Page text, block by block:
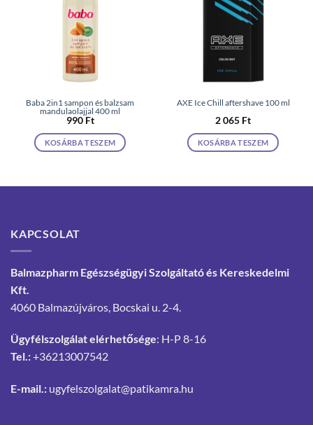
Baba 2in1 sampon és balzsam
mandulaolajjal 400 ml
990 Ft
KOSÁRBA TESZEM
AXE Ice Chill aftershave 100 ml
2 065 Ft
KOSÁRBA TESZEM
KAPCSOLAT
Balmazpharm Egészségügyi Szolgáltató és Kereskedelmi
Kft.
4060 Balmazújváros, Bocskai u. 2-4.
Ügyfélszolgálat elérhetősége: H-P 8-16
Tel.:+36213007542
E-mail.: ugyfelszolgalat@patikamra.hu